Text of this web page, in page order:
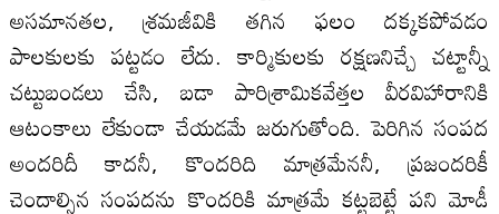
అసమానతల‌, శ్రమజీవికి తగిన ఫలం దక్కకపోవడం
పాల‌కుల‌కు పట్టడం లేదు. కార్మికుల‌కు రక్షణనిచ్చే చట్టాన్నీ
చట్టుబండలు చేసి, బడా పారిశ్రామికవేత్తల‌ వీరవిహారానికి
ఆటంకాలు లేకుండా చేయడమే జరుగుతోంది. పెరిగిన సంపద
అందరిదీ కాదనీ, కొందరిది మాత్రమేననీ, ప్రజందరికీ
చెందాల్సిన సంపదను కొందరికి మాత్రమే కట్టబెట్టే పని మోడీ